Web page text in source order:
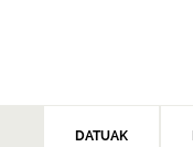
DATUAK